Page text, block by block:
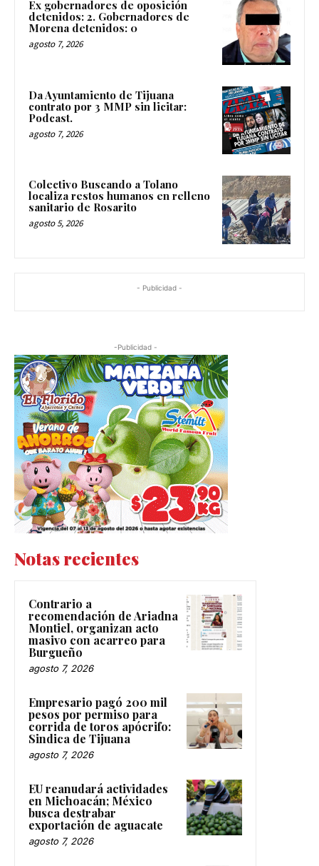
Ex gobernadores de oposición
detenidos: 2. Gobernadores de
Morena detenidos: 0
agosto 7, 2026
Da Ayuntamiento de Tijuana
contrato por 3 MMP sin licitar:
Podcast.
agosto 7, 2026
Colectivo Buscando a Tolano
localiza restos humanos en relleno
sanitario de Rosarito
agosto 5, 2026
- Publicidad -
-Publicidad -
Notas recientes
Contrario a
recomendación de Ariadna
Montiel, organizan acto
masivo con acarreo para
Burgueño
agosto 7, 2026
Empresario pagó 200 mil
pesos por permiso para
corrida de toros apócrifo:
Sindica de Tijuana
agosto 7, 2026
EU reanudará actividades
en Michoacán; México
busca destrabar
exportación de aguacate
agosto 7, 2026